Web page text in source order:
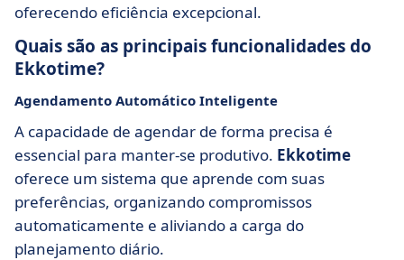
oferecendo eficiência excepcional.
Quais são as principais funcionalidades do
Ekkotime?
Agendamento Automático Inteligente
A capacidade de agendar de forma precisa é
essencial para manter-se produtivo. Ekkotime
oferece um sistema que aprende com suas
preferências, organizando compromissos
automaticamente e aliviando a carga do
planejamento diário.